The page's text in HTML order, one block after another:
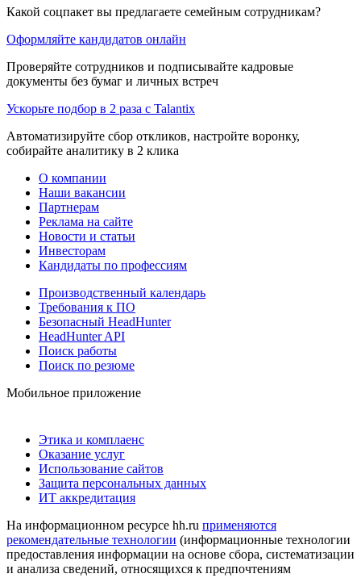
Какой соцпакет вы предлагаете семейным сотрудникам?
Оформляйте кандидатов онлайн
Проверяйте сотрудников и подписывайте кадровые
документы без бумаг и личных встреч
Ускорьте подбор в 2 раза с Talantix
Автоматизируйте сбор откликов, настройте воронку,
собирайте аналитику в 2 клика
О компании
Наши вакансии
Партнерам
Реклама на сайте
Новости и статьи
Инвесторам
Кандидаты по профессиям
Производственный календарь
Требования к ПО
Безопасный HeadHunter
HeadHunter API
Поиск работы
Поиск по резюме
Мобильное приложение
Этика и комплаенс
Оказание услуг
Использование сайтов
Защита персональных данных
ИТ аккредитация
На информационном ресурсе hh.ru применяются
рекомендательные технологии (информационные технологии
предоставления информации на основе сбора, систематизации
и анализа сведений, относящихся к предпочтениям